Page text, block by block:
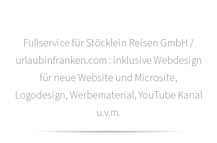
Fullservice fürStöcklein Reisen GmbH /
urlaubinfranken.com : inklusive Webdesign
für neue Website und Microsite,
Logodesign, Werbematerial, YouTube Kanal
u.v.m.